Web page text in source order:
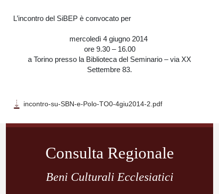
L’incontro del SiBEP è convocato per
mercoledì 4 giugno 2014
ore 9.30 – 16.00
a Torino presso la Biblioteca del Seminario – via XX
Settembre 83.
incontro-su-SBN-e-Polo-TO0-4giu2014-2.pdf
Navigazione
Consulta Regionale
Beni Culturali Ecclesiatici